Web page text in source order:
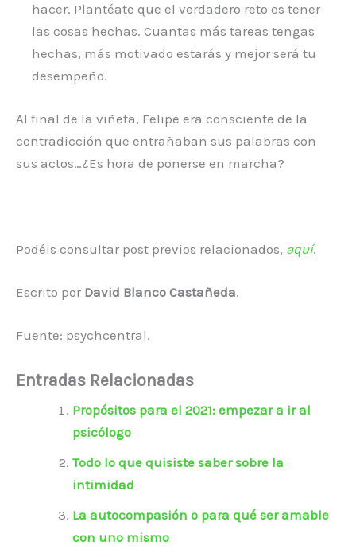
hacer. Plantéate que el verdadero reto es tener
las cosas hechas. Cuantas más tareas tengas
hechas, más motivado estarás y mejor será tu
desempeño.
Al final de la viñeta, Felipe era consciente de la
contradicción que entrañaban sus palabras con
sus actos…¿Es hora de ponerse en marcha?
Podéis consultar post previos relacionados, aquí.
Escrito por David Blanco Castañeda.
Fuente: psychcentral.
Entradas Relacionadas
Propósitos para el 2021: empezar a ir al
psicólogo
Todo lo que quisiste saber sobre la
intimidad
La autocompasión o para qué ser amable
con uno mismo